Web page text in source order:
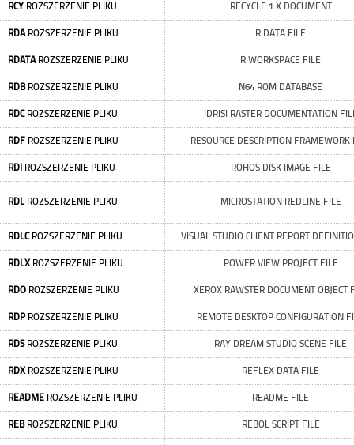
RCY ROZSZERZENIE PLIKU RECYCLE 1.X DOCUMENT
RDAROZSZERZENIE PLIKU R DATA FILE
RDATAROZSZERZENIE PLIKU R WORKSPACE FILE
RDBROZSZERZENIE PLIKU N64 ROM DATABASE
RDCROZSZERZENIE PLIKU IDRISI RASTER DOCUMENTATION
RDF ROZSZERZENIE PLIKU RESOURCE DESCRIPTION FRAMEWORK
RDI ROZSZERZENIE PLIKU ROHOS DISK IMAGE FILE
RDLROZSZERZENIE PLIKU MICROSTATION REDLINE FILE
RDLCROZSZERZENIE PLIKU VISUAL STUDIO CLIENT REPORT
RDLXROZSZERZENIE PLIKU POWER VIEW PROJECT FILE
RDO ROZSZERZENIE PLIKU XEROX RAWSTER DOCUMENT OBJECT
RDPROZSZERZENIE PLIKU REMOTE DESKTOP CONFIGURATION
RDSROZSZERZENIE PLIKU RAY DREAM STUDIO SCENE FILE
RDXROZSZERZENIE PLIKU REFLEX DATA FILE
README ROZSZERZENIE PLIKU README FILE
REBROZSZERZENIE PLIKU REBOL SCRIPT FILE